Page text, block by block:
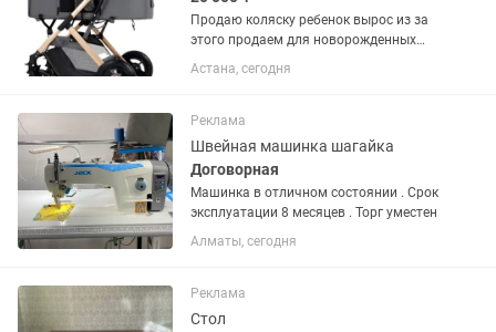
Продаю коляску ребенок вырос из за
этого продаем для новорожденных
очень хорошо подойдет. Есть торг и
есть подарок можете взять коврик или
Астана, сегодня
Реклама
Швейная машинка шагайка
Договорная
Машинка в отличном состоянии . Срок
эксплуатации 8 месяцев . Торг уместен
Алматы, сегодня
Реклама
Стол